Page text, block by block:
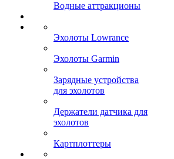
Водные аттракционы
Эхолоты Lowrance
Эхолоты Garmin
Зарядные устройства
для эхолотов
Держатели датчика для
эхолотов
Картплоттеры